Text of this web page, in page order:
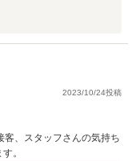
イフを思う存分楽しんで
2023/10/24投稿
。